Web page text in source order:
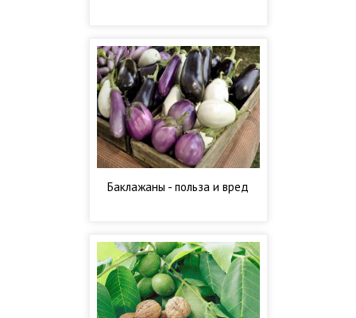
Баклажаны - польза и вред